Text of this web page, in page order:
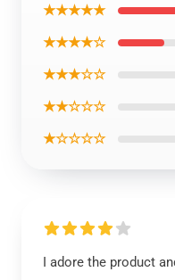
★★★★★
★★★★☆
★★★☆☆
★★☆☆☆
★☆☆☆☆
I adore the product